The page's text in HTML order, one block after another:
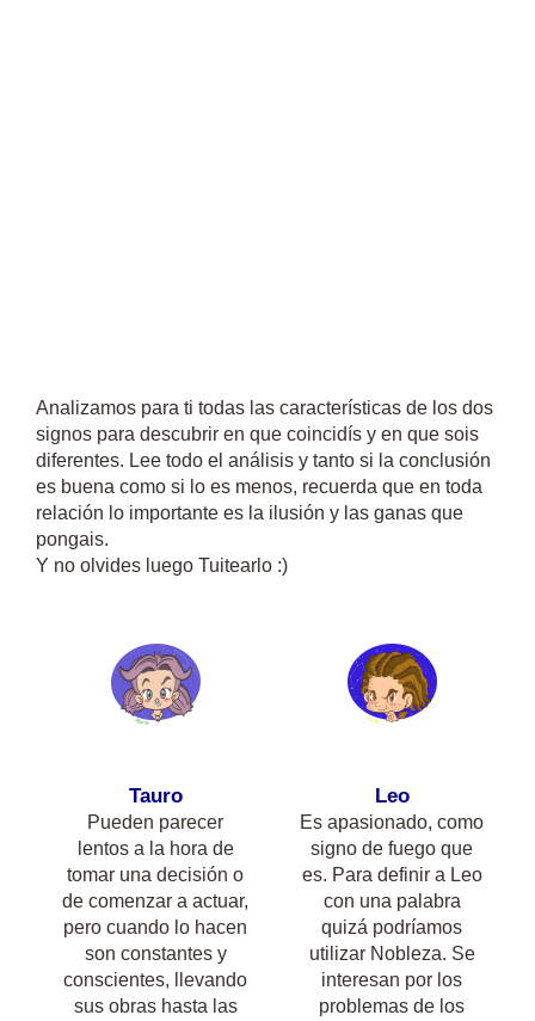
Analizamos para ti todas las características de los dos
signos para descubrir en que coincidís y en que sois
diferentes. Lee todo el análisis y tanto si la conclusión
es buena como si lo es menos, recuerda que en toda
relación lo importante es la ilusión y las ganas que
pongais.
Y no olvides luego Tuitearlo :)
Tauro
Pueden parecer
lentos a la hora de
tomar una decisión o
de comenzar a actuar,
pero cuando lo hacen
son constantes y
conscientes, llevando
sus obras hasta las
Leo
Es apasionado, como
signo de fuego que
es. Para definir a Leo
con una palabra
quizá podríamos
utilizar Nobleza. Se
interesan por los
problemas de los